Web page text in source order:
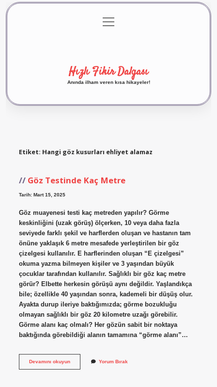
Gizlilik Politikası
menüyü
aç
Hızlı Fikir Dalgası
Anında ilham veren kısa hikayeler!
Etiket: Hangi göz kusurları ehliyet alamaz
Göz Testinde Kaç Metre
Tarih: Mart 15, 2025
Göz muayenesi testi kaç metreden yapılır? Görme
keskinliğini (uzak görüş) ölçerken, 10 veya daha fazla
seviyede farklı şekil ve harflerden oluşan ve hastanın tam
önüne yaklaşık 6 metre mesafede yerleştirilen bir göz
çizelgesi kullanılır. E harflerinden oluşan “E çizelgesi”
okuma yazma bilmeyen kişiler ve 3 yaşından büyük
çocuklar tarafından kullanılır. Sağlıklı bir göz kaç metre
görür? Elbette herkesin görüşü aynı değildir. Yaşlandıkça
bile; özellikle 40 yaşından sonra, kademeli bir düşüş olur.
Ayakta durup ileriye baktığımızda; görme bozukluğu
olmayan sağlıklı bir göz 20 kilometre uzağı görebilir.
Görme alanı kaç olmalı? Her gözün sabit bir noktaya
baktığında görebildiği alanın tamamına “görme alanı”…
Devamını okuyunGöz
Yorum Bırak